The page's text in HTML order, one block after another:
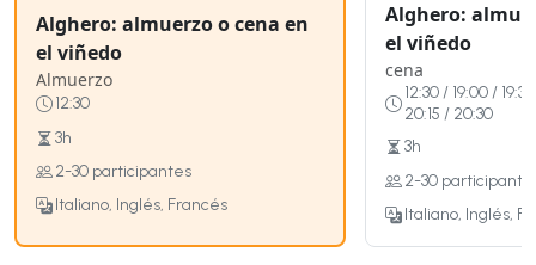
Alghero: almuerzo o cena en
el viñedo
Almuerzo
12:30
3h
2-30 participantes
Italiano, Inglés, Francés
Alghero:
el viñedo
cena
12:30 / 19:00 /
20:15 / 20:30
3h
2-30
Italiano, Inglés,